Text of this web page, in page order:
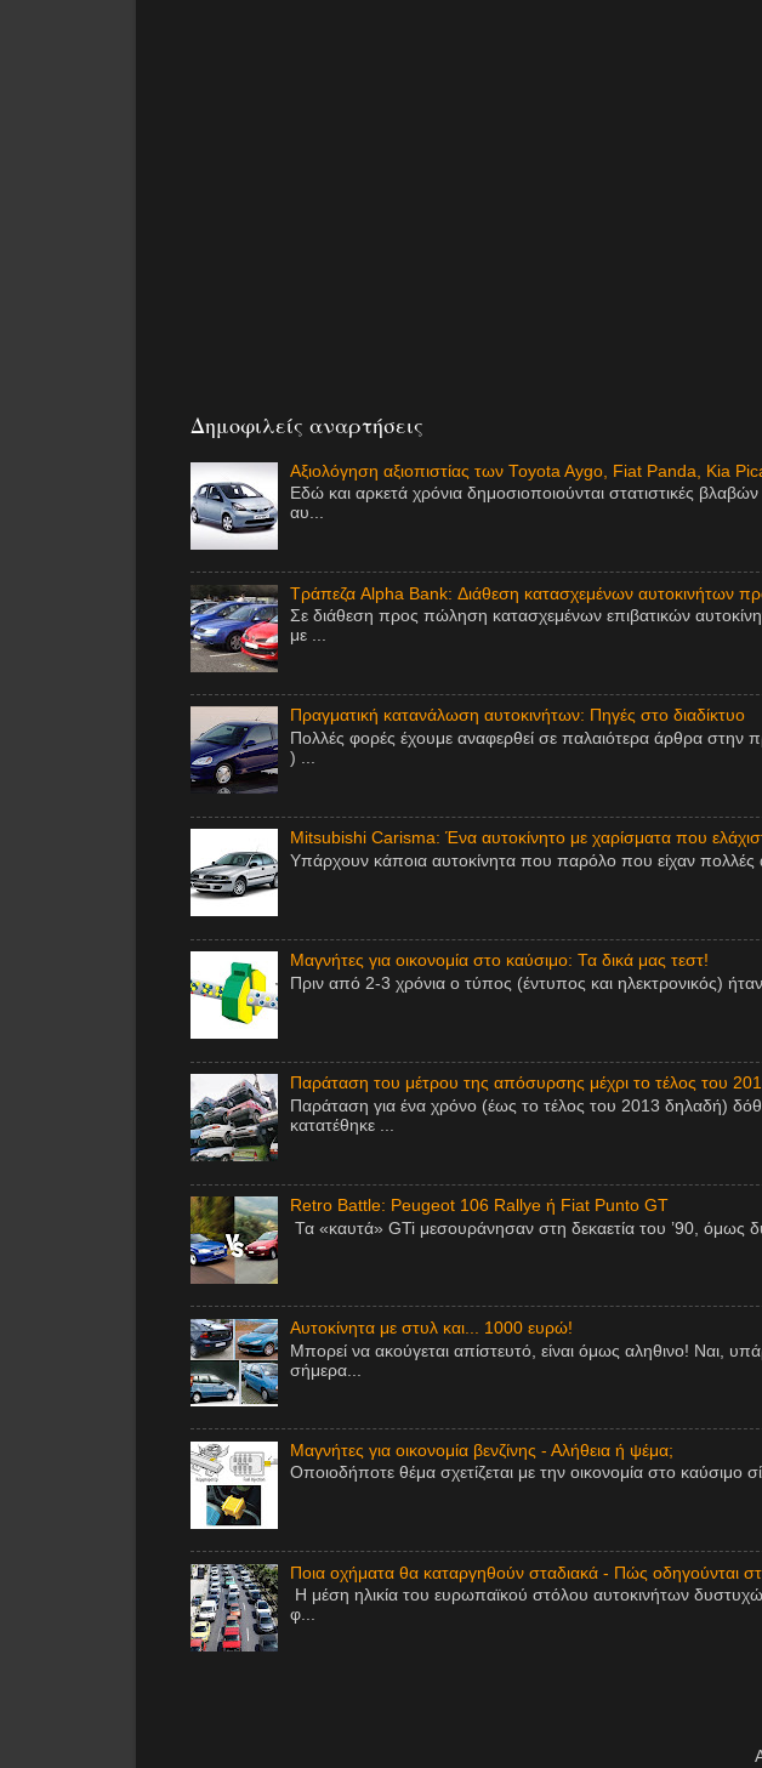
Δημοφιλείς αναρτήσεις
Αξιολόγηση αξιοπιστίας των Toyota Aygo, Fiat Panda, Kia
Εδώ και αρκετά χρόνια δημοσιοποιούνται στατιστικές
αυ...
Τράπεζα Alpha Bank: Διάθεση κατασχεμένων αυτοκινήτων
Σε διάθεση προς πώληση κατασχεμένων επιβατικών
με ...
Πραγματική κατανάλωση αυτοκινήτων: Πηγές στο διαδίκτυο
Πολλές φορές έχουμε αναφερθεί σε παλαιότερα άρθρα στην
) ...
Mitsubishi Carisma: Ένα αυτοκίνητο με χαρίσματα που
Υπάρχουν κάποια αυτοκίνητα που παρόλο που είχαν πολλές
Μαγνήτες για οικονομία στο καύσιμο: Τα δικά μας τεστ!
Πριν από 2-3 χρόνια ο τύπος (έντυπος και ηλεκτρονικός)
Παράταση του μέτρου της απόσυρσης μέχρι το τέλος του
Παράταση για ένα χρόνο (έως το τέλος του 2013 δηλαδή)
κατατέθηκε ...
Retro Battle: Peugeot 106 Rallye ή Fiat Punto GT
Τα «καυτά» GTi μεσουράνησαν στη δεκαετία του ’90, όμως
Αυτοκίνητα με στυλ και... 1000 ευρώ!
Μπορεί να ακούγεται απίστευτό, είναι όμως αληθινο! Ναι,
σήμερα...
Μαγνήτες για οικονομία βενζίνης - Αλήθεια ή ψέμα;
Οποιοδήποτε θέμα σχετίζεται με την οικονομία στο
Ποια οχήματα θα καταργηθούν σταδιακά - Πώς οδηγούνται
Η μέση ηλικία του ευρωπαϊκού στόλου αυτοκινήτων
φ...